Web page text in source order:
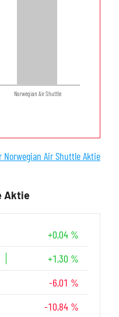
Norwegian Air Shuttle
Air Shuttle Aktie
Aktie
+0,04 %
+1,30 %
-6,01 %
-10,84 %